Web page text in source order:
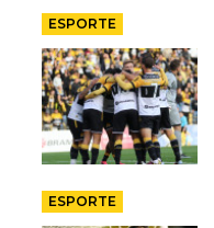
ESPORTE
ESPORTE